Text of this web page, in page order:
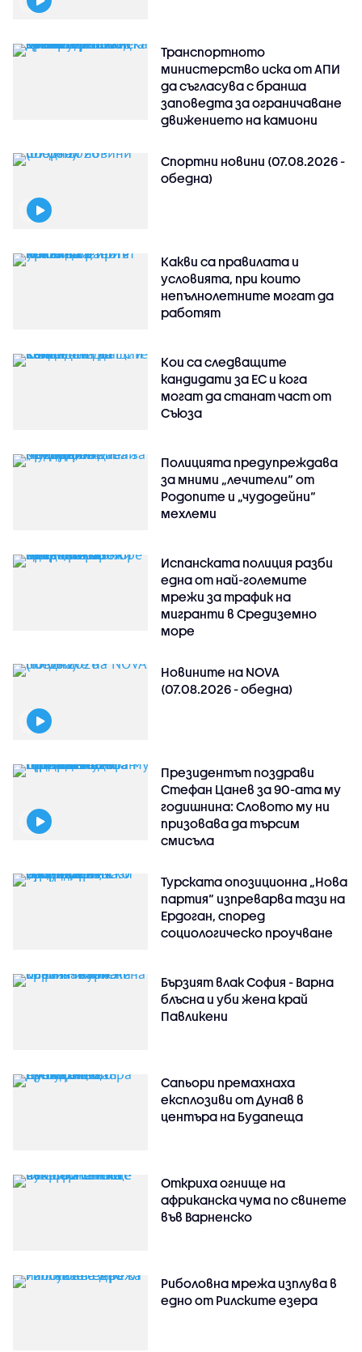
Транспортното
министерство иска от АПИ
да съгласува с бранша
заповедта за ограничаване
движението на камиони
Спортни новини (07.08.2026 -
обедна)
Какви са правилата и
условията, при които
непълнолетните могат да
работят
Кои са следващите
кандидати за ЕС и кога
могат да станат част от
Съюза
Полицията предупреждава
за мними „лечители“ от
Родопите и „чудодейни“
мехлеми
Испанската полиция разби
една от най-големите
мрежи за трафик на
мигранти в Средиземно
море
Новините на NOVA
(07.08.2026 - обедна)
Президентът поздрави
Стефан Цанев за 90-ата му
годишнина: Словото му ни
призовава да търсим
смисъла
Турската опозиционна „Нова
партия“ изпреварва тази на
Ердоган, според
социологическо проучване
Бързият влак София - Варна
блъсна и уби жена край
Павликени
Сапьори премахнаха
експлозиви от Дунав в
центъра на Будапеща
Откриха огнище на
африканска чума по свинете
във Варненско
Риболовна мрежа изплува в
едно от Рилските езера